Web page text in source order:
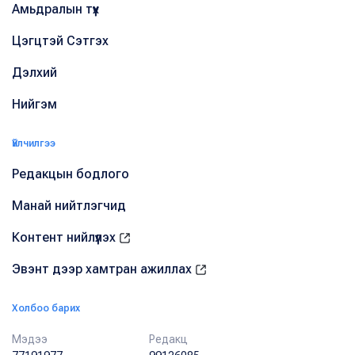
Амьдралын түүх
Цэгцтэй Сэтгэх
Дэлхий
Нийгэм
Үйлчилгээ
Редакцын бодлого
Манай нийтлэгчид
Контент нийлүүлэх
Эвэнт дээр хамтран ажиллах
Холбоо барих
Мэдээ
Редакц